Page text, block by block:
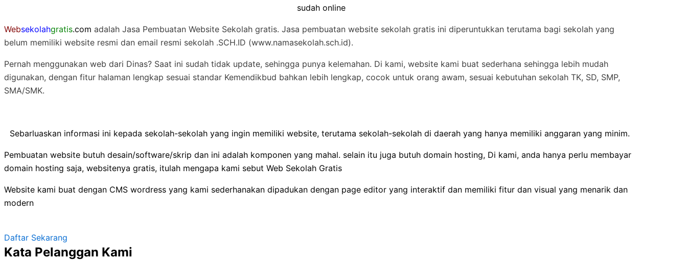
sudah online
Websekolahgratis.com adalah Jasa Pembuatan Website Sekolah gratis. Jasa pembuatan website sekolah gratis ini diperuntukkan terutama bagi sekolah yang
belum memiliki website resmi dan email resmi sekolah .SCH.ID (www.namasekolah.sch.id).
Pernah menggunakan web dari Dinas? Saat ini sudah tidak update, sehingga punya kelemahan. Di kami, website kami buat sederhana sehingga lebih mudah
digunakan, dengan fitur halaman lengkap sesuai standar Kemendikbud bahkan lebih lengkap, cocok untuk orang awam, sesuai kebutuhan sekolah TK, SD, SMP,
SMA/SMK.
Sebarluaskan informasi ini kepada sekolah-sekolah yang ingin memiliki website, terutama sekolah-sekolah di daerah yang hanya memiliki anggaran yang minim.
Pembuatan website butuh desain/software/skrip dan ini adalah komponen yang mahal. selain itu juga butuh domain hosting, Di kami, anda hanya perlu membayar
domain hosting saja, websitenya gratis, itulah mengapa kami sebut Web Sekolah Gratis
Website kami buat dengan CMS wordress yang kami sederhanakan dipadukan dengan page editor yang interaktif dan memiliki fitur dan visual yang menarik dan
modern
Daftar Sekarang
Kata Pelanggan Kami